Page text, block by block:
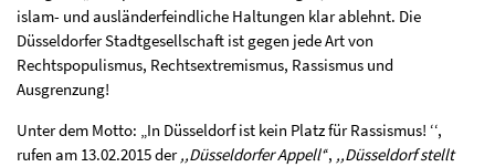
islam- und ausländerfeindliche Haltungen klar ablehnt. Die
Düsseldorfer Stadtgesellschaft ist gegen jede Art von
Rechtspopulismus, Rechtsextremismus, Rassismus und
Ausgrenzung!
Unter dem Motto: „In Düsseldorf ist kein Platz für Rassismus! ‘‘,
rufen am 13.02.2015 der,,Düsseldorfer Appell‘‘, ,,Düsseldorf stellt